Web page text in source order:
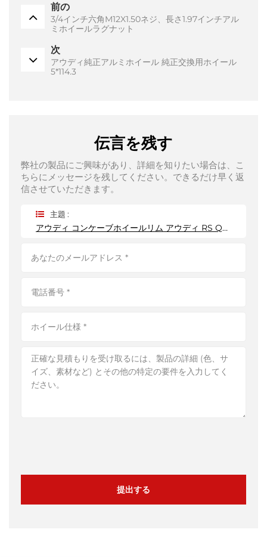
前の
3/4インチ六角M12X1.50ネジ、長さ1.97インチアル
ミホイールラグナット
次
アウディ純正アルミホイール 純正交換用ホイール
5*114.3
伝言を残す
弊社の製品にご興味があり、詳細を知りたい場合は、こ
ちらにメッセージを残してください。できるだけ早く返
信させていただきます。
主題 :
アウディ コンケーブホイールリム アウディ RS Q8 ホイール 23インチ 5*139.7
提出する